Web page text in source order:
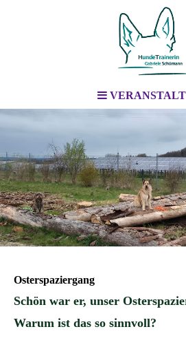
Osterspaziergang
Schön war er, unser
Warum ist das so sinnvoll?